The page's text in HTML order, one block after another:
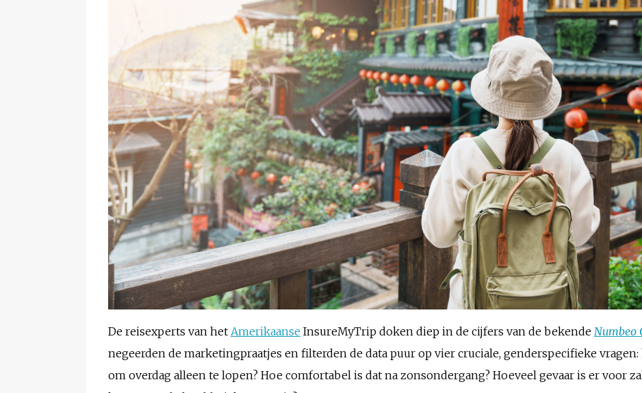
De reisexperts van het Amerikaanse InsureMyTrip doken diep in de cijfers van de bekende Numbeo
negeerden de marketingpraatjes en filterden de data puur op vier cruciale, genderspecifieke
om overdag alleen te lopen? Hoe comfortabel is dat na zonsondergang? Hoeveel gevaar is er voor